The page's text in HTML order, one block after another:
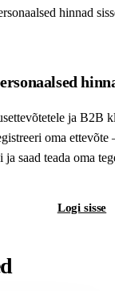
hinnad
ja B2B
oma
ja saad teada oma
Logi sisse